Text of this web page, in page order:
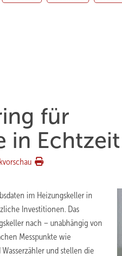
für
in Echtzeit
im Heizungskeller in
Investitionen. Das
nach – unabhängig von
Messpunkte wie
und stellen die